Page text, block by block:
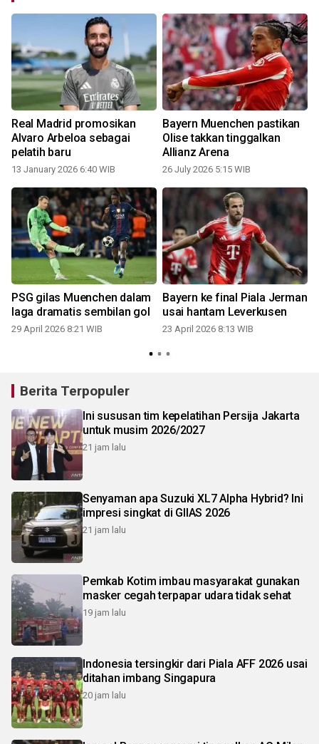
Real Madrid promosikan
Alvaro Arbeloa sebagai
pelatih baru
13 January 2026 6:40 WIB
Bayern Muenchen pastikan
Olise takkan tinggalkan
Allianz Arena
26 July 2026 5:15 WIB
PSG gilas Muenchen dalam
laga dramatis sembilan gol
29 April 2026 8:21 WIB
Bayern ke final Piala Jerman
usai hantam Leverkusen
23 April 2026 8:13 WIB
Berita Terpopuler
Ini sususan tim kepelatihan Persija Jakarta
untuk musim 2026/2027
21 jam lalu
Senyaman apa Suzuki XL7 Alpha Hybrid? Ini
impresi singkat di GIIAS 2026
21 jam lalu
Pemkab Kotim imbau masyarakat gunakan
masker cegah terpapar udara tidak sehat
19 jam lalu
Indonesia tersingkir dari Piala AFF 2026 usai
ditahan imbang Singapura
20 jam lalu